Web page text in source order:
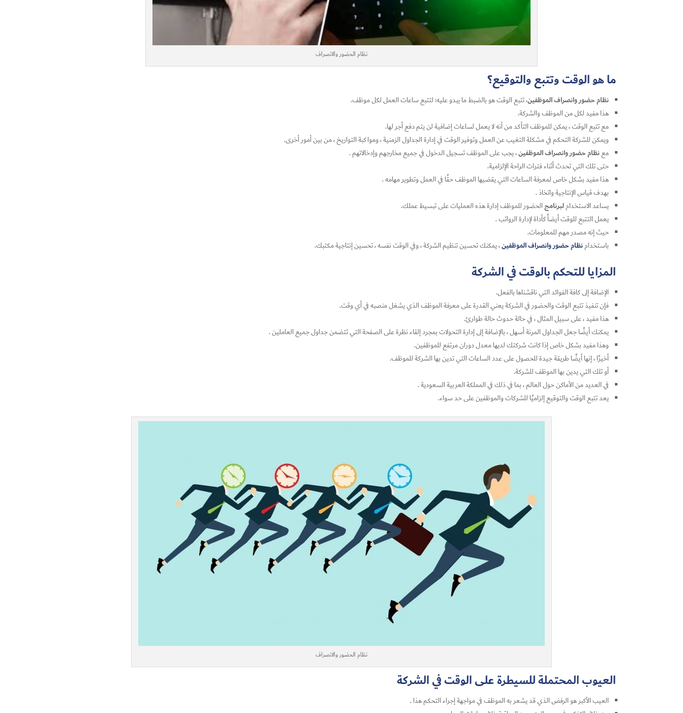
نظام الحضور والانصراف
ما هو الوقت وتتبع والتوقيع؟
نظام حضور وانصراف الموظفين، تتبع الوقت هو بالضبط ما يبدو عليه: لتتبع ساعات العمل لكل موظف.
هذا مفيد لكل من الموظف والشركة.
مع تتبع الوقت ، يمكن للموظف التأكد من أنه لا يعمل لساعات إضافية لن يتم دفع أجر لها.
ويمكن للشركة التحكم في مشكلة التغيب عن العمل وتوفير الوقت في إدارة الجداول الزمنية ، ومواكبة التواريخ ، من بين أمور أخرى.
معنظام حضور وانصراف الموظفين، يجب على الموظف تسجيل الدخول في جميع مخارجهم وإدخالاتهم .
حتى تلك التي تحدث أثناء فترات الراحة الإلزامية.
هذا مفيد بشكل خاص لمعرفة الساعات التي يقضيها الموظف حقًا في العمل وتطوير مهامه .
بهدف قياس الإنتاجية واتخاذ .
يساعد الاستخداملبرنامجالحضور للموظف إدارة هذه العمليات على تبسيط عملك.
يعمل التتبع للوقت أيضاً كأداة لإدارة الرواتب .
حيث إنه مصدر مهم للمعلومات.
باستخدامنظام حضور وانصراف الموظفين، يمكنك تحسين تنظيم الشركة ، وفي الوقت نفسه ، تحسين إنتاجية مكتبك.
المزايا للتحكم بالوقت في الشركة
الإضافة إلى كافة الفوائد التي ناقشناها بالفعل.
فإن تنفيذ تتبع الوقت والحضور في الشركة يعني القدرة على معرفة الموظف الذي يشغل منصبه في أي وقت.
هذا مفيد ، على سبيل المثال ، في حالة حدوث حالة طوارئ.
يمكنك أيضًا جعل الجداول المرنة أسهل ، بالإضافة إلى إدارة التحولات بمجرد إلقاء نظرة على الصفحة التي تتضمن جداول جميع العاملين .
وهذا مفيد بشكل خاص إذا كانت شركتك لديها معدل دوران مرتفع للموظفين.
أخيرًا ، إنها أيضًا طريقة جيدة للحصول على عدد الساعات التي تدين بها الشركة للموظف.
أو تلك التي يدين بها الموظف للشركة.
في العديد من الأماكن حول العالم ، بما في ذلك في المملكة العربية السعودية .
يعد تتبع الوقت والتوقيع إلزاميًا للشركات والموظفين على حد سواء.
نظام الحضور والانصراف
العيوب المحتملة للسيطرة على الوقت في الشركة
العيب الأكبر هو الرفض الذي قد يشعر به الموظف في مواجهة إجراء التحكم هذا .